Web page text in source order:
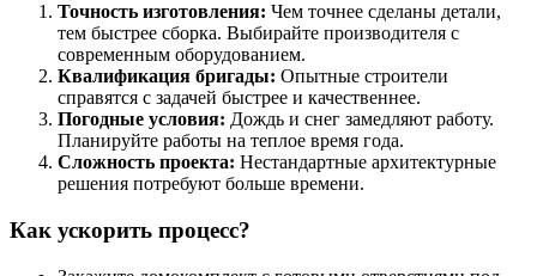
Точность изготовления: Чем точнее сделаны детали,
тем быстрее сборка. Выбирайте производителя с
современным оборудованием.
Квалификация бригады: Опытные строители
справятся с задачей быстрее и качественнее.
Погодные условия: Дождь и снег замедляют работу.
Планируйте работы на теплое время года.
Сложность проекта: Нестандартные архитектурные
решения потребуют больше времени.
Как ускорить процесс?